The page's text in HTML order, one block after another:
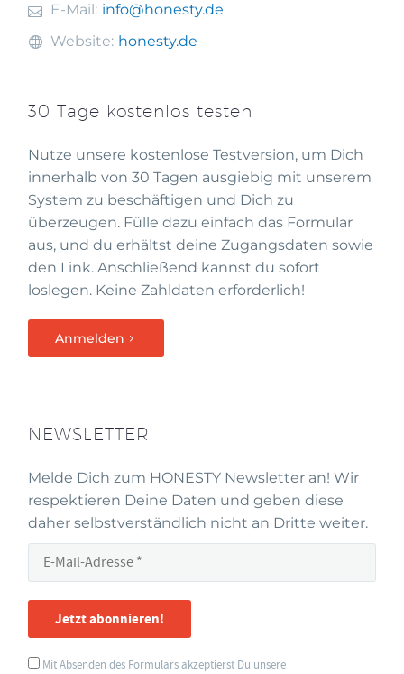
E-Mail: info@honesty.de
Website: honesty.de
NEWSLETTER
Melde Dich zum HONESTY Newsletter an! Wir
respektieren Deine Daten und geben diese
daher selbstverständlich nicht an Dritte weiter.
Jetzt abonnieren!
Mit Absenden des Formulars akzeptierst Du unsere
30 Tage kostenlos testen
Nutze unsere kostenlose Testversion, um Dich
innerhalb von 30 Tagen ausgiebig mit unserem
System zu beschäftigen und Dich zu
überzeugen. Fülle dazu einfach das Formular
aus, und du erhältst deine Zugangsdaten sowie
den Link. Anschließend kannst du sofort
loslegen. Keine Zahldaten erforderlich!
Anmelden